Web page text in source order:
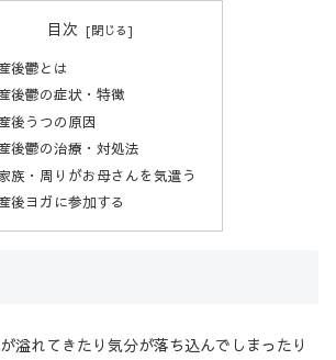
目次
後鬱とは
後鬱の症状・特徴
後うつの原因
後鬱の治療・対処法
族・周りがお母さんを気遣う
後ヨガに参加する
溢れてきたり気分が落ち込んでしまったり